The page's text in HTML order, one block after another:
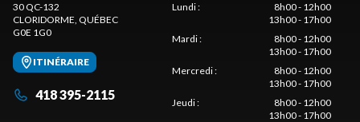
30 QC-132
CLORIDORME, QUÉBEC
G0E 1G0
ITINÉRAIRE
418 395-2115
Lundi:
8h00 - 12h00
13h00 - 17h00
Mardi:
8h00 - 12h00
13h00 - 17h00
Mercredi:
8h00 - 12h00
13h00 - 17h00
Jeudi:
8h00 - 12h00
13h00 - 17h00